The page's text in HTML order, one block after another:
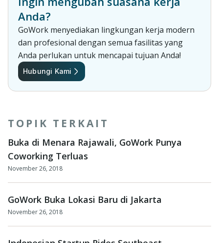
Anda?
GoWork menyediakan lingkungan kerja modern
dan profesional dengan semua fasilitas yang
Anda perlukan untuk mencapai tujuan Anda!
Hubungi Kami
TOPIK TERKAIT
Buka di Menara Rajawali, GoWork Punya
Coworking Terluas
November 26, 2018
GoWork Buka Lokasi Baru di Jakarta
November 26, 2018